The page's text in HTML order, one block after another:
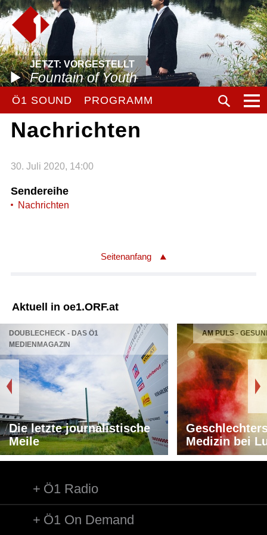
JETZT: VORGESTELLT
Fountain of Youth
Ö1 SOUND PROGRAMM
Nachrichten
30. Juli 2020, 14:00
Sendereihe
Nachrichten
Seitenanfang
Aktuell in oe1.ORF.at
DOUBLECHECK - DAS Ö1
MEDIENMAGAZIN
Die letzte journalistische
Meile
AM PULS -
Medizin bei
Ö1 Radio
Ö1 On Demand